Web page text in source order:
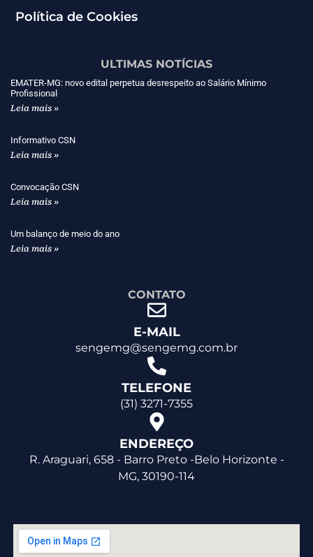
Política de Cookies
ULTIMAS NOTÍCIAS
EMATER-MG: novo edital perpetua desrespeito ao Salário Mínimo
Profissional
Leia mais »
Informativo CSN
Leia mais »
Convocação CSN
Leia mais »
Um balanço de meio do ano
Leia mais »
CONTATO
E-MAIL
sengemg@sengemg.com.br
TELEFONE
(31) 3271-7355
ENDEREÇO
R. Araguari, 658 - Barro Preto -Belo Horizonte -
MG, 30190-114